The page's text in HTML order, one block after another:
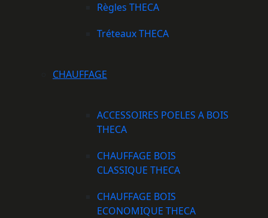
Règles THECA
Tréteaux THECA
CHAUFFAGE
ACCESSOIRES POELES A BOIS
THECA
CHAUFFAGE BOIS
CLASSIQUE THECA
CHAUFFAGE BOIS
ECONOMIQUE THECA